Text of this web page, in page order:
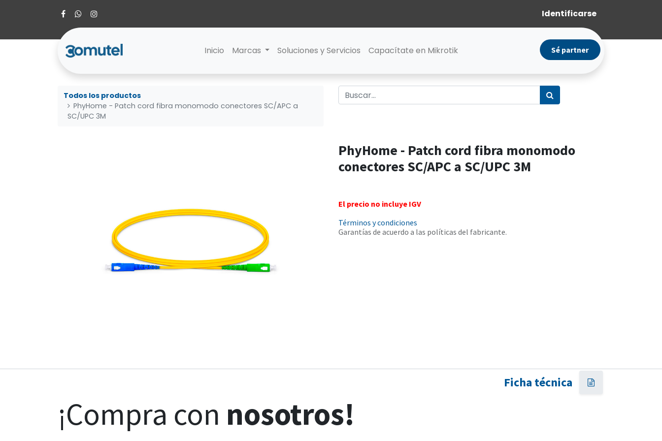
Identificarse
Inicio Marcas Soluciones y Servicios Capacítate en Mikrotik Sé partner
Todos los productos
PhyHome - Patch cord fibra monomodo conectores SC/APC a
SC/UPC 3M
PhyHome - Patch cord fibra monomodo
conectores SC/APC a SC/UPC 3M
El precio no incluye IGV
Términos y condiciones
Garantías de acuerdo a las políticas del fabricante.
Ficha técnica
¡Compra con nosotros!